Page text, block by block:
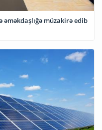
müzakirə edib